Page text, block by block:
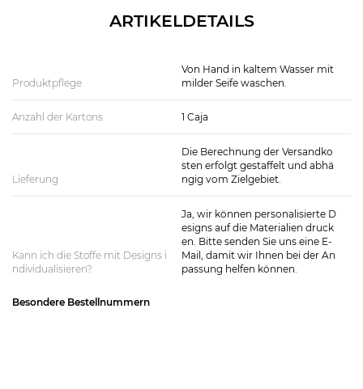
ARTIKELDETAILS
Produktpflege
Von Hand in kaltem Wasser mit
milder Seife waschen.
Anzahl der Kartons 1 Caja
Lieferung
Die Berechnung der Versandko
sten erfolgt gestaffelt und abhä
ngig vom Zielgebiet.
Kann ich die Stoffe mit Designs i
ndividualisieren?
Ja, wir können personalisierte D
esigns auf die Materialien druck
en. Bitte senden Sie uns eine E-
Mail, damit wir Ihnen bei der An
passung helfen können.
Besondere Bestellnummern